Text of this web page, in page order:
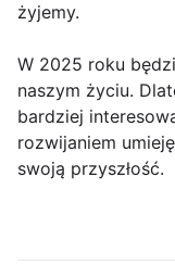
żyjemy.
W 2025 roku
naszym życiu.
bardziej
rozwijaniem
swoją przyszłość.